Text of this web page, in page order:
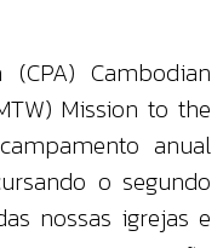
Cambodian
Mission to the
anual
o segundo
nossas igrejas e